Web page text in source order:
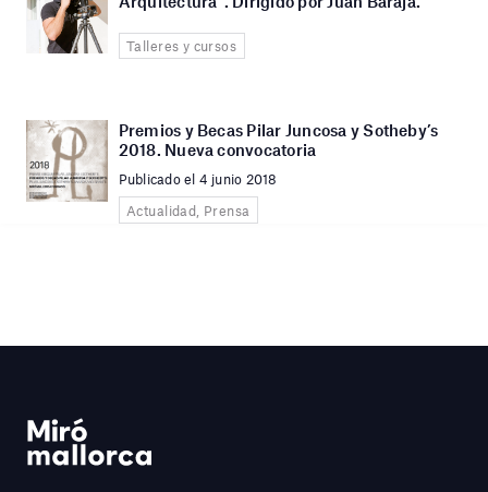
Talleres y cursos
Premios y Becas Pilar Juncosa y Sotheby’s
2018. Nueva convocatoria
Publicado el 4 junio 2018
Actualidad, Prensa